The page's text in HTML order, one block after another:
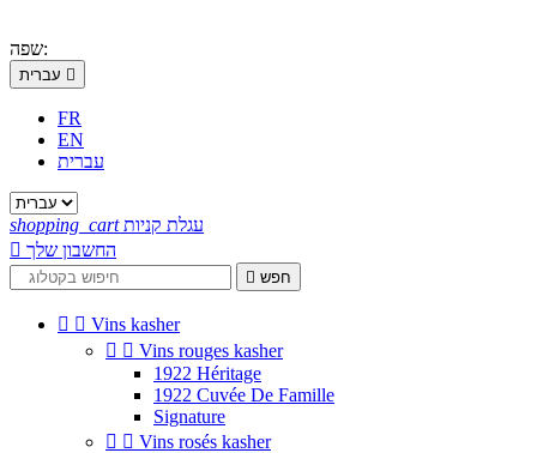
שפה:
עברית 
FR
EN
עברית
shopping_cart עגלת קניות
 החשבון שלך
 חפש
  Vins kasher
  Vins rouges kasher
1922 Héritage
1922 Cuvée De Famille
Signature
  Vins rosés kasher